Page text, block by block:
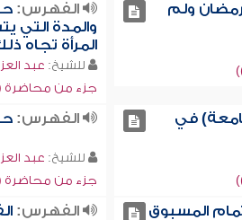
ولم
الفهرس:
والمدة التي
المرأة تجاه
للشيخ: عبد
جزء من محاضرة (
في
الفهرس:
للشيخ: عبد
جزء من محاضرة (
المسبوق
الفهرس: